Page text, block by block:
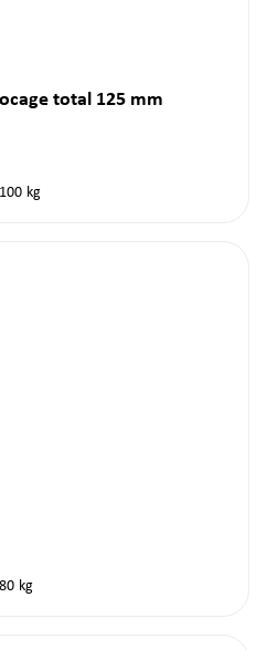
total 125 mm
100 kg
80 kg